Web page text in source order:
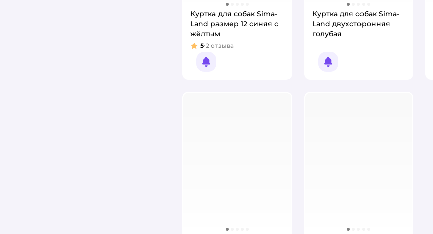
Куртка для собак Sima-
Land размер 12 синяя с
жёлтым
Рейтинг:
5 2 отзыва
Уведомить о появлении
Куртка для собак Sima-
Land двухсторонняя
голубая
Уведомить о появлении